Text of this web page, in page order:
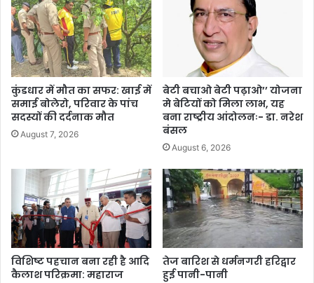
कुंडधार में मौत का सफर: खाई में
समाई बोलेरो, परिवार के पांच
सदस्यों की दर्दनाक मौत
August 7, 2026
बेटी बचाओ बेटी पढ़ाओ’’ योजना
मे बेटियों को मिला लाभ, यह
बना राष्ट्रीय आंदोलनः- डा. नरेश
बंसल
August 6, 2026
विशिष्ट पहचान बना रही है आदि
कैलाश परिक्रमा: महाराज
तेज बारिश से धर्मनगरी हरिद्वार
हुई पानी-पानी